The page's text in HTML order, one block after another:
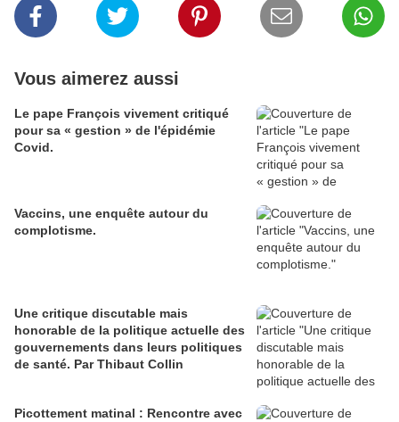
Vous aimerez aussi
Le pape François vivement critiqué
pour sa « gestion » de l'épidémie
Covid.
Vaccins, une enquête autour du
complotisme.
Une critique discutable mais
honorable de la politique actuelle des
gouvernements dans leurs politiques
de santé. Par Thibaut Collin
Picottement matinal : Rencontre avec